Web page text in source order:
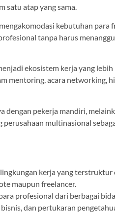
satu atap yang sama.
kebutuhan para
tanpa harus
ekosistem kerja yang lebih
mentoring, acara networking,
dengan pekerja mandiri,
multinasional
kerja yang terstruktur
maupun freelancer.
profesional dari berbagai
dan pertukaran